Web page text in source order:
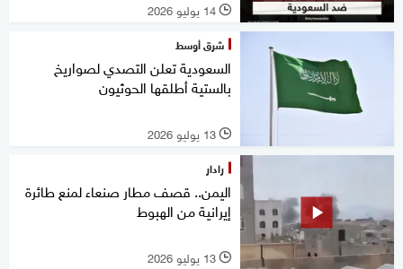
l 14 يوليو 2026
شرق أوسط
السعودية تعلن التصدي لصواريخ
بالستية أطلقها الحوثيون
l 13 يوليو 2026
رادار
اليمن.. قصف مطار صنعاء لمنع طائرة
إيرانية من الهبوط
l 13 يوليو 2026